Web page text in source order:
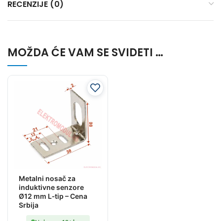
RECENZIJE (0)
MOŽDA ĆE VAM SE SVIDETI …
Metalni nosač za
induktivne senzore
Ø12 mm L‑tip – Cena
Srbija